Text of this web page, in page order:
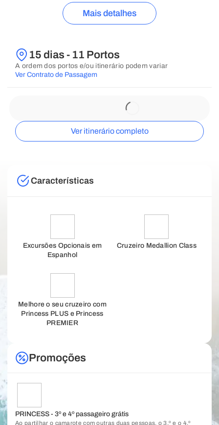
Mais detalhes
15 dias - 11 Portos
A ordem dos portos e/ou itinerário podem variar
Ver Contrato de Passagem
Ver itinerário completo
Características
Excursões Opcionais em
Espanhol
Cruzeiro Medallion Class
Melhore o seu cruzeiro com
Princess PLUS e Princess
PREMIER
Promoções
PRINCESS - 3º e 4º passageiro grátis
Ao partilhar o camarote com outras duas pessoas, o 3.º e o 4.º